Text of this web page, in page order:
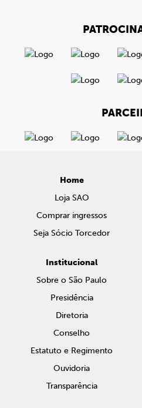
Home
Loja SAO
Comprar ingressos
Seja Sócio Torcedor
Institucional
Sobre o São Paulo
Presidência
Diretoria
Conselho
Estatuto e Regimento
Ouvidoria
Transparência